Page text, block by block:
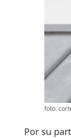
foto:
Por su